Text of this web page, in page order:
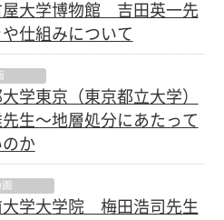
屋大学博物館 吉田英一先
仕組みについて
学東京（東京都立大学）
生～地層処分にあたって
か
大学大学院 梅田浩司先生